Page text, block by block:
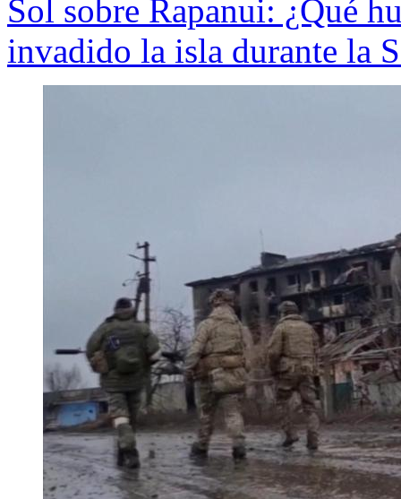
Sol sobre Rapanui: ¿Qué
invadido la isla durante la